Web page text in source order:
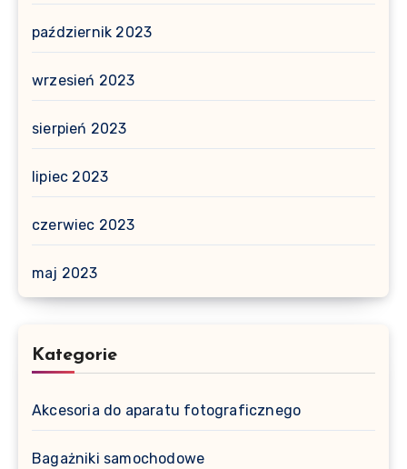
październik 2023
wrzesień 2023
sierpień 2023
lipiec 2023
czerwiec 2023
maj 2023
Kategorie
Akcesoria do aparatu fotograficznego
Bagażniki samochodowe